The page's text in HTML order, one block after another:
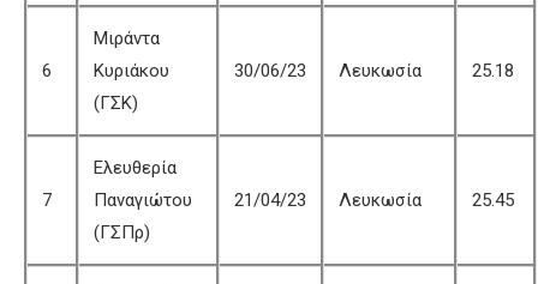
6
Μιράντα
Κυριάκου
(ΓΣΚ)
30/06/23 Λευκωσία 25.18
7
Ελευθερία
Παναγιώτου
(ΓΣΠρ)
21/04/23 Λευκωσία 25.45